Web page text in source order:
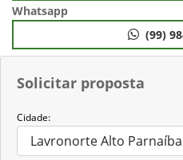
Solicitar proposta
Cidade:
Whatsapp
(99)